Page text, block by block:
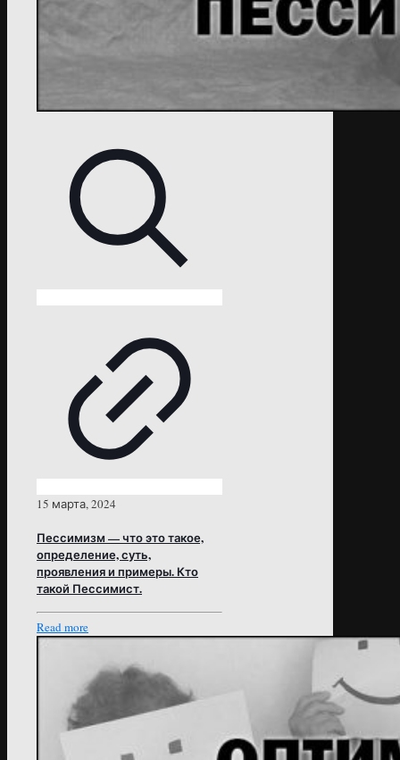
15 марта, 2024
Пессимизм — что это такое,
определение, суть,
проявления и примеры. Кто
такой Пессимист.
Read more